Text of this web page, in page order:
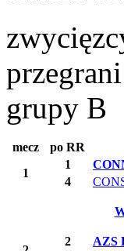
grupy B
mecz po RR
1
1
4
2 AZS